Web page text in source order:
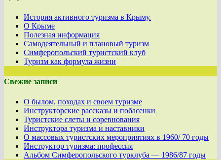
История активного туризма в Крыму.
О Крыме
Полезная информация
Самодеятельный и плановый туризм
Симферопольский туристский клуб
Туризм как формула жизни
Свежие записи
О былом, походах и своем туризме
Инструкторские рассказы и побасенки
Туристские слеты и соревнования
Инструктора туризма и наставники
О массовых туристских мероприятиях в 1960/ 70 годы
Инструктор туризма: профессия
Альбом Симферопольского турклуба — 1986/87 годы